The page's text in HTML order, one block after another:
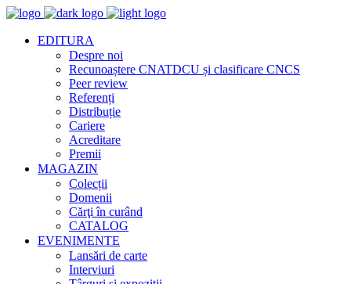
EDITURA
Despre noi
Recunoaștere CNATDCU și clasificare CNCS
Peer review
Referenți
Distribuție
Cariere
Acreditare
Premii
MAGAZIN
Colecții
Domenii
Cărţi în curând
CATALOG
EVENIMENTE
Lansări de carte
Interviuri